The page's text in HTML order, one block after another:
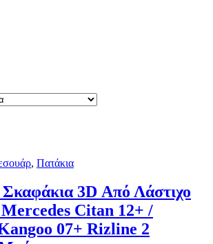
, Πατάκια
3D Από Λάστιχο
Citan 12+ /
07+ Rizline 2